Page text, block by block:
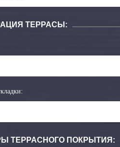
ТЕРРАСЫ:
ТЕРРАСНОГО ПОКРЫТИЯ: